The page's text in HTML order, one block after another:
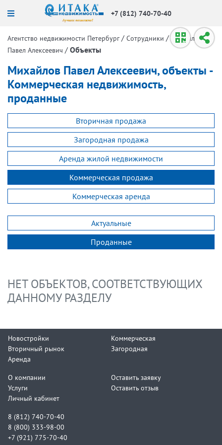
+7 (812) 740-70-40
Агентство недвижимости Петербург / Сотрудники / Михайлов
Павел Алексеевич / Объекты
Михайлов Павел Алексеевич, объекты -
Коммерческая недвижимость,
проданные
Вторичная продажа
Загородная продажа
Аренда жилой недвижимости
Коммерческая продажа
Коммерческая аренда
Актуальные
Проданные
НЕТ ОБЪЕКТОВ, СООТВЕТСТВУЮЩИХ
ДАННОМУ РАЗДЕЛУ
Новостройки
Вторичный рынок
Аренда
Коммерческая
Загородная
О компании
Услуги
Личный кабинет
Оставить заявку
Оставить отзыв
8 (812) 740-70-40
8 (800) 333-98-00
+7 (921) 775-70-40